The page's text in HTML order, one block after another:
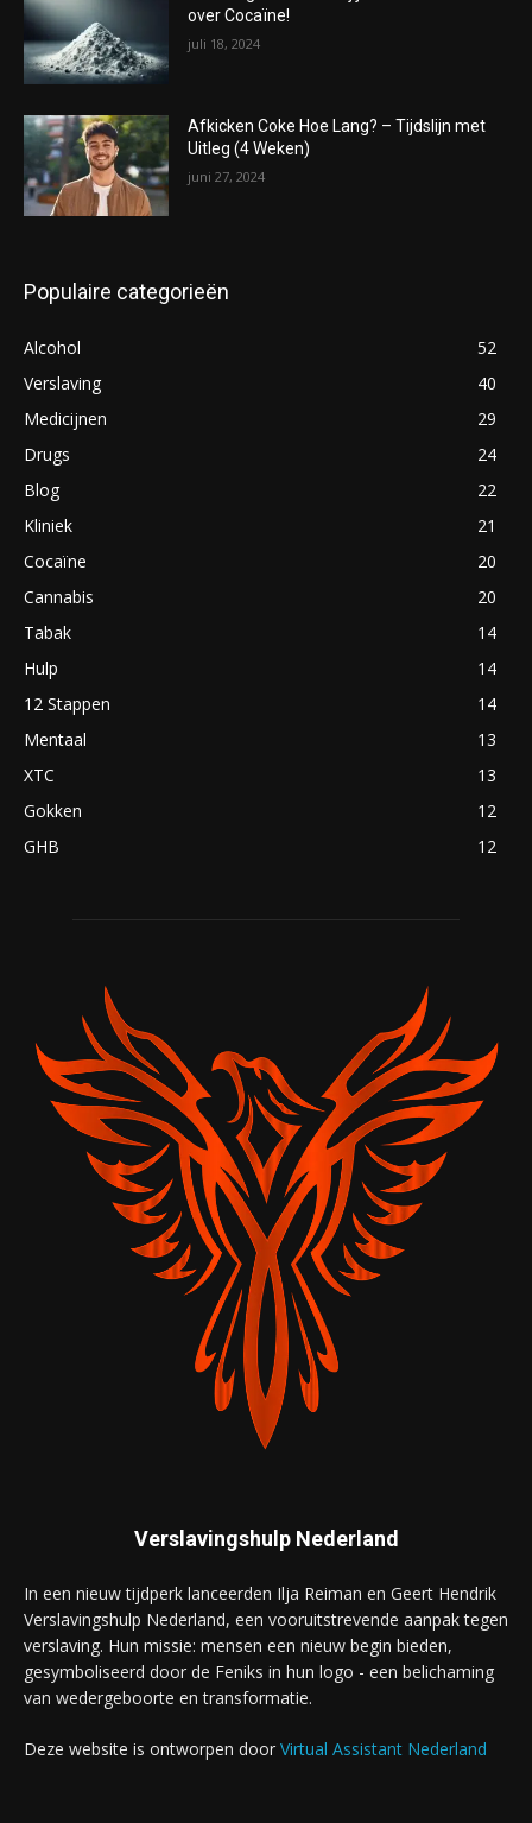
over Cocaïne!
juli 18, 2024
Afkicken Coke Hoe Lang? – Tijdslijn met
Uitleg (4 Weken)
juni 27, 2024
Populaire categorieën
Alcohol
52
Verslaving
40
Medicijnen
29
Drugs
24
Blog
22
Kliniek
21
Cocaïne
20
Cannabis
20
Tabak
14
Hulp
14
12 Stappen
14
Mentaal
13
XTC
13
Gokken
12
GHB
12
Verslavingshulp Nederland
In een nieuw tijdperk lanceerden Ilja Reiman en Geert Hendrik
Verslavingshulp Nederland, een vooruitstrevende aanpak tegen
verslaving. Hun missie: mensen een nieuw begin bieden,
gesymboliseerd door de Feniks in hun logo - een belichaming
van wedergeboorte en transformatie.
Deze website is ontworpen door Virtual Assistant Nederland